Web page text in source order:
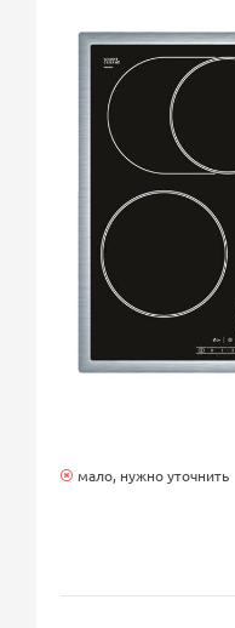
мало, нужно уточнить